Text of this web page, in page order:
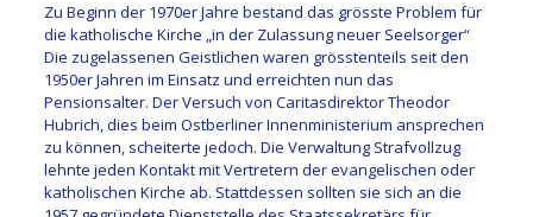
Zu Beginn der 1970er Jahre bestand das grösste Problem für
die katholische Kirche „in der Zulassung neuer Seelsorger“
Die zugelassenen Geistlichen waren grösstenteils seit den
1950er Jahren im Einsatz und erreichten nun das
Pensionsalter. Der Versuch von Caritasdirektor Theodor
Hubrich, dies beim Ostberliner Innenministerium ansprechen
zu können, scheiterte jedoch. Die Verwaltung Strafvollzug
lehnte jeden Kontakt mit Vertretern der evangelischen oder
katholischen Kirche ab. Stattdessen sollten sie sich an die